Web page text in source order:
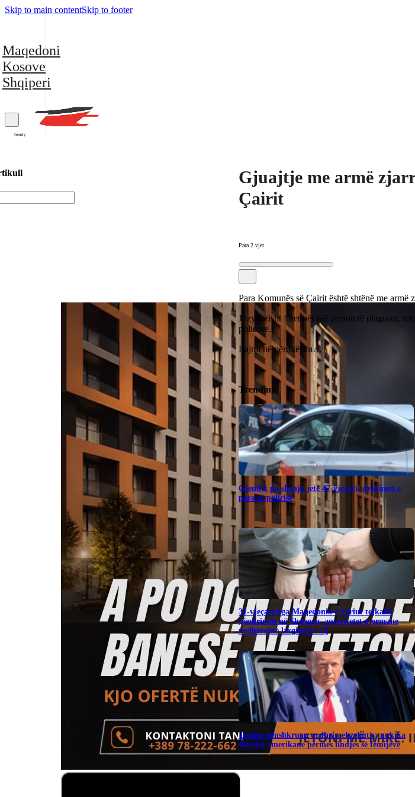
Skip to main contentSkip to footer
Maqedoni
Kosove
Shqiperi
Trendy
Gjuajtje me armë
Çairit
Para 2 vjet
Para Komunës së Çairit është shtënë me armë
Jozyrtarisht flitet për një person të plagosur,
policore.
Lajmi në përditësim…
Trending
Gjendet pa shenja jete 47-vjeçari, dyshimet e
para të policisë
31-vjeçari nga Maqedonia e Veriut tejkaloi
qëndrimin në Shengen, autoritetet gjermane
urdhërojnë largimin e tij
Trump nënshkruan urdhrin ekzekutiv, nuk ka
shtetësi amerikane përmes lindjes së fëmijëve